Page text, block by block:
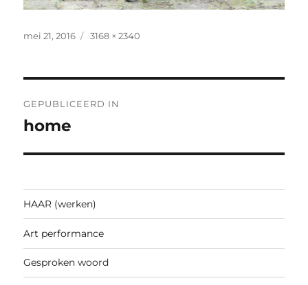
Geplaatst
mei 21, 2016
Volledige
3168 × 2340
navigatie
GEPUBLICEERD IN
home
HAAR (werken)
Art performance
Gesproken woord